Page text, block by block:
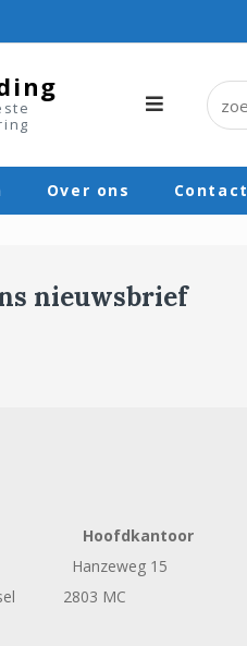
Over ons Contact
nieuwsbrief
Hoofdkantoor
Hanzeweg 15
2803 MC